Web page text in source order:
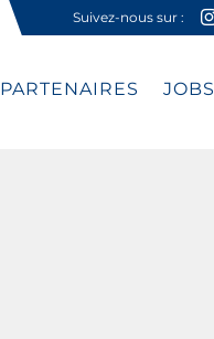
Suivez-nous sur :
PARTENAIRES JOBS